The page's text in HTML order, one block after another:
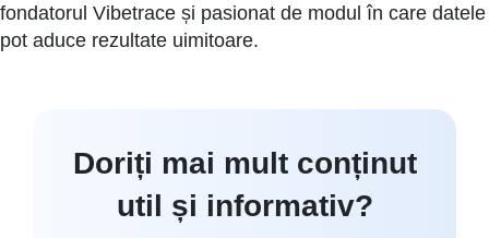
fondatorul Vibetrace și pasionat de modul în care datele
pot aduce rezultate uimitoare.
Doriți mai mult conținut
util și informativ?